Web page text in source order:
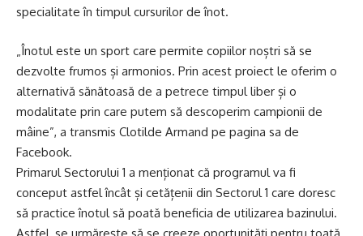
specialitate în timpul cursurilor de înot.
„Înotul este un sport care permite copiilor noștri să se
dezvolte frumos și armonios. Prin acest proiect le oferim o
alternativă sănătoasă de a petrece timpul liber și o
modalitate prin care putem să descoperim campionii de
mâine”, a transmis Clotilde Armand pe pagina sa de
Facebook.
Primarul Sectorului 1 a menționat că programul va fi
conceput astfel încât și cetățenii din Sectorul 1 care doresc
să practice înotul să poată beneficia de utilizarea bazinului.
Astfel, se urmărește să se creeze oportunități pentru toată